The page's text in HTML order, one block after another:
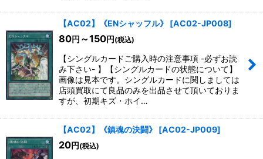
【AC02】《ENシャッフル》 [AC02-JP008]
80円 ～150円 (税込)
【シングルカードご購入時の注意事項 -必ずお読
み下さい- 】【シングルカードの状態について】
画像は見本です。シングルカードに関しましては
店頭買取にて良品のみを出品させて頂いておりま
すが、初期キズ・ホイ…
【AC02】《鎮魂の決闘》 [AC02-JP009]
20円 (税込)